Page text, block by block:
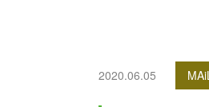
2020.06.05